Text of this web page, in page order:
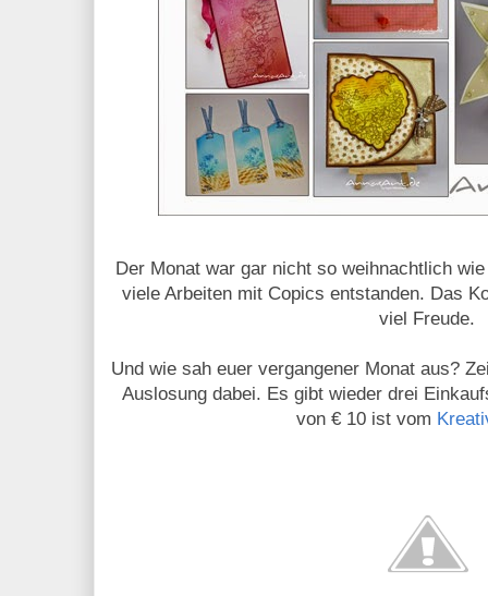
Der Monat war gar nicht so weihnachtlich
viele Arbeiten mit Copics entstanden. Das
viel Freude.
Und wie sah euer vergangener Monat aus?
Auslosung dabei. Es gibt wieder drei
von € 10 ist vom